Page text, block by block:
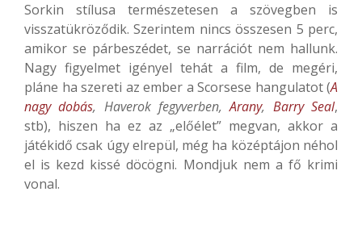
Sorkin stílusa természetesen a szövegben is
visszatükröződik. Szerintem nincs összesen 5 perc,
amikor se párbeszédet, se narrációt nem hallunk.
Nagy figyelmet igényel tehát a film, de megéri,
pláne ha szereti az ember a Scorsese hangulatot (A
nagy dobás, Haverok fegyverben,Arany, Barry Seal,
stb), hiszen ha ez az „előélet” megvan, akkor a
játékidő csak úgy elrepül, még ha középtájon néhol
el is kezd kissé döcögni. Mondjuk nem a fő krimi
vonal.